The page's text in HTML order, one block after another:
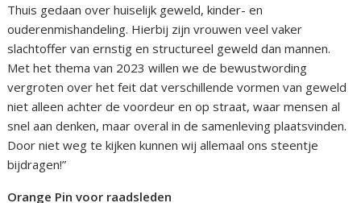
Thuis gedaan over huiselijk geweld, kinder- en
ouderenmishandeling. Hierbij zijn vrouwen veel vaker
slachtoffer van ernstig en structureel geweld dan mannen.
Met het thema van 2023 willen we de bewustwording
vergroten over het feit dat verschillende vormen van geweld
niet alleen achter de voordeur en op straat, waar mensen al
snel aan denken, maar overal in de samenleving plaatsvinden.
Door niet weg te kijken kunnen wij allemaal ons steentje
bijdragen!”
Orange Pin voor raadsleden